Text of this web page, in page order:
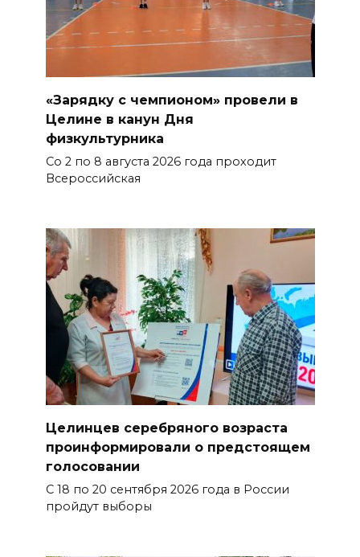
«Зарядку с чемпионом» провели в
Целине в канун Дня
физкультурника
Со 2 по 8 августа 2026 года проходит
Всероссийская
Целинцев серебряного возраста
проинформировали о предстоящем
голосовании
С 18 по 20 сентября 2026 года в России
пройдут выборы